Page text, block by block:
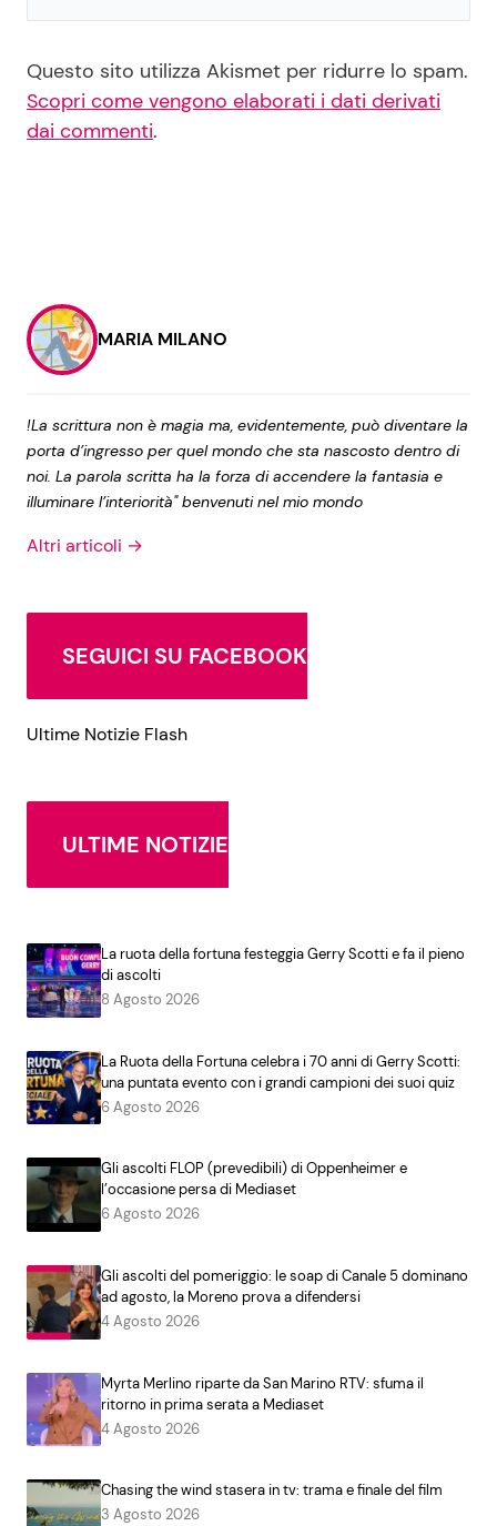
Questo sito utilizza Akismet per ridurre lo spam.
Scopri come vengono elaborati i dati derivati
dai commenti.
MARIA MILANO
!La scrittura non è magia ma, evidentemente, può diventare la
porta d’ingresso per quel mondo che sta nascosto dentro di
noi. La parola scritta ha la forza di accendere la fantasia e
illuminare l’interiorità" benvenuti nel mio mondo
Altri articoli →
SEGUICI SU FACEBOOK
Ultime Notizie Flash
ULTIME NOTIZIE
La ruota della fortuna festeggia Gerry Scotti e fa il pieno
di ascolti
8 Agosto 2026
La Ruota della Fortuna celebra i 70 anni di Gerry Scotti:
una puntata evento con i grandi campioni dei suoi quiz
6 Agosto 2026
Gli ascolti FLOP (prevedibili) di Oppenheimer e
l’occasione persa di Mediaset
6 Agosto 2026
Gli ascolti del pomeriggio: le soap di Canale 5 dominano
ad agosto, la Moreno prova a difendersi
4 Agosto 2026
Myrta Merlino riparte da San Marino RTV: sfuma il
ritorno in prima serata a Mediaset
4 Agosto 2026
Chasing the wind stasera in tv: trama e finale del film
3 Agosto 2026